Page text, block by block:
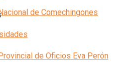
de Comechingones
de Oficios Eva Perón